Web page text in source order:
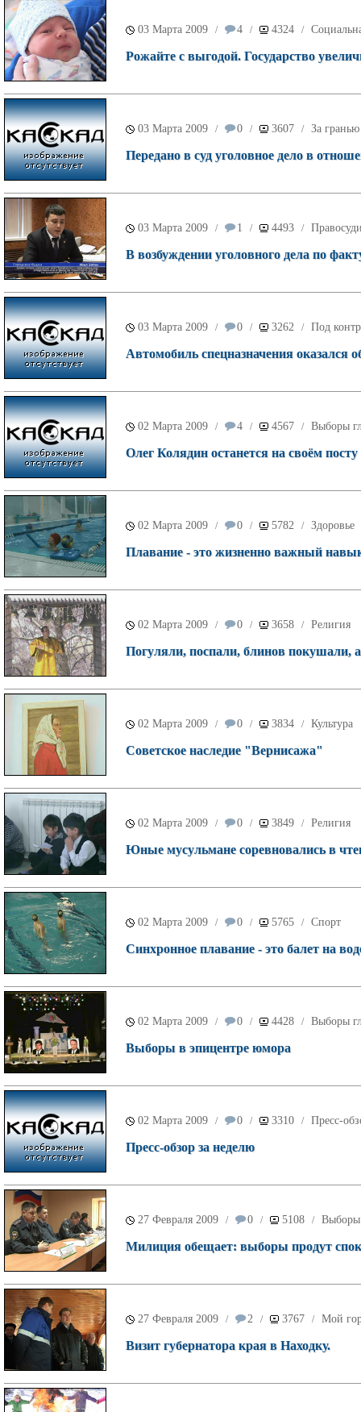
03 Марта 2009 / 4 / 4324 /
Рожайте с выгодой. Государство
03 Марта 2009 / 0 / 3607 / За гранью
Передано в суд уголовное дело в
03 Марта 2009 / 1 / 4493 /
В возбуждении уголовного дела по
03 Марта 2009 / 0 / 3262 / Под
Автомобиль спецназначения оказался
02 Марта 2009 / 4 / 4567 / Выборы
Олег Колядин останется на своём
02 Марта 2009 / 0 / 5782 / Здоровье
Плавание - это жизненно важный
02 Марта 2009 / 0 / 3658 / Религия
Погуляли, поспали, блинов покушали,
02 Марта 2009 / 0 / 3834 / Культура
Советское наследие "Вернисажа"
02 Марта 2009 / 0 / 3849 / Религия
Юные мусульмане соревновались в
02 Марта 2009 / 0 / 5765 / Спорт
Синхронное плавание - это балет на
02 Марта 2009 / 0 / 4428 / Выборы
Выборы в эпицентре юмора
02 Марта 2009 / 0 / 3310 / Пресс-
Пресс-обзор за неделю
27 Февраля 2009 / 0 / 5108 /
Милиция обещает: выборы продут
27 Февраля 2009 / 2 / 3767 / Мой
Визит губернатора края в Находку.